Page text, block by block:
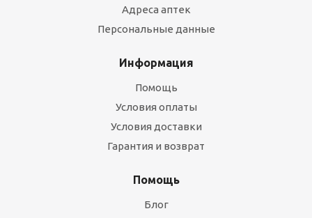
Адреса аптек
Персональные данные
Информация
Помощь
Условия оплаты
Условия доставки
Гарантия и возврат
Помощь
Блог